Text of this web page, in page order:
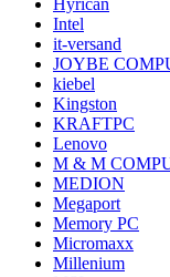
Hyrican
Intel
it-versand
JOYBE
kiebel
Kingston
KRAFTPC
Lenovo
M & M
MEDION
Megaport
Memory PC
Micromaxx
Millenium